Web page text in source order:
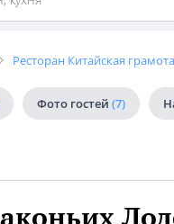
Ресторан Китайская
Фото гостей (7)